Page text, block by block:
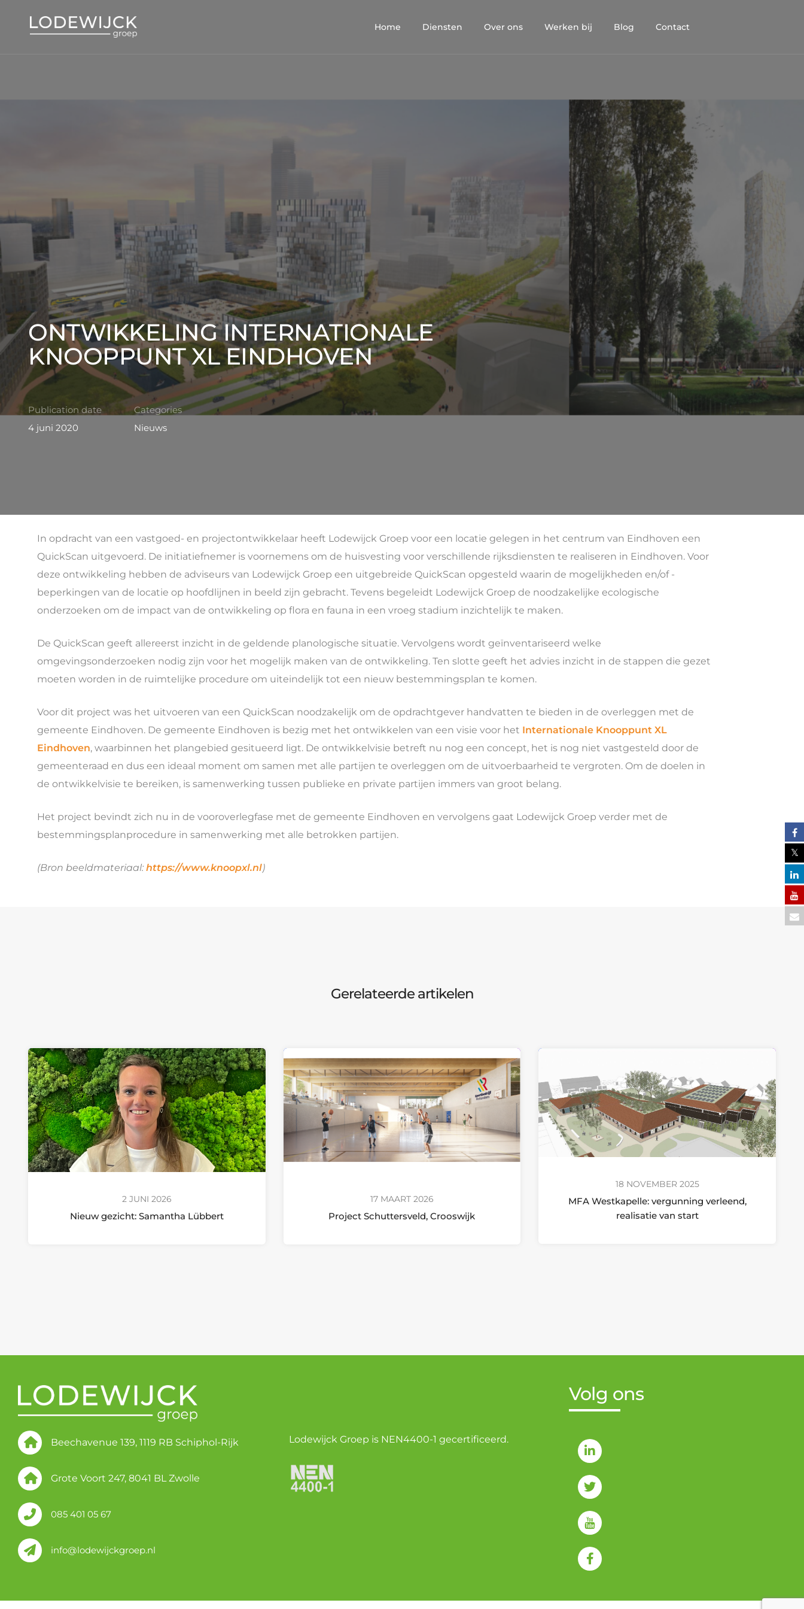
Home Diensten Over ons Werken bij Blog Contact
ONTWIKKELING INTERNATIONALE
KNOOPPUNT XL EINDHOVEN
Publication date
4 juni 2020
Categories
Nieuws
In opdracht van een vastgoed- en projectontwikkelaar heeft Lodewijck Groep voor een locatie gelegen in het centrum van Eindhoven een
QuickScan uitgevoerd. De initiatiefnemer is voornemens om de huisvesting voor verschillende rijksdiensten te realiseren in Eindhoven. Voor
deze ontwikkeling hebben de adviseurs van Lodewijck Groep een uitgebreide QuickScan opgesteld waarin de mogelijkheden en/of -
beperkingen van de locatie op hoofdlijnen in beeld zijn gebracht. Tevens begeleidt Lodewijck Groep de noodzakelijke ecologische
onderzoeken om de impact van de ontwikkeling op flora en fauna in een vroeg stadium inzichtelijk te maken.
De QuickScan geeft allereerst inzicht in de geldende planologische situatie. Vervolgens wordt geïnventariseerd welke
omgevingsonderzoeken nodig zijn voor het mogelijk maken van de ontwikkeling. Ten slotte geeft het advies inzicht in de stappen die gezet
moeten worden in de ruimtelijke procedure om uiteindelijk tot een nieuw bestemmingsplan te komen.
Voor dit project was het uitvoeren van een QuickScan noodzakelijk om de opdrachtgever handvatten te bieden in de overleggen met de
gemeente Eindhoven. De gemeente Eindhoven is bezig met het ontwikkelen van een visie voor het Internationale Knooppunt XL
Eindhoven, waarbinnen het plangebied gesitueerd ligt. De ontwikkelvisie betreft nu nog een concept, het is nog niet vastgesteld door de
gemeenteraad en dus een ideaal moment om samen met alle partijen te overleggen om de uitvoerbaarheid te vergroten. Om de doelen in
de ontwikkelvisie te bereiken, is samenwerking tussen publieke en private partijen immers van groot belang.
Het project bevindt zich nu in de vooroverlegfase met de gemeente Eindhoven en vervolgens gaat Lodewijck Groep verder met de
bestemmingsplanprocedure in samenwerking met alle betrokken partijen.
(Bron beeldmateriaal: https://www.knoopxl.nl)
Gerelateerde artikelen
2 JUNI 2026
Nieuw gezicht: Samantha Lübbert
17 MAART 2026
Project Schuttersveld, Crooswijk
18 NOVEMBER 2025
MFA Westkapelle: vergunning verleend,
realisatie van start
Beechavenue 139, 1119 RB Schiphol-Rijk
Grote Voort 247, 8041 BL Zwolle
085 401 05 67
info@lodewijckgroep.nl
Lodewijck Groep is NEN4400-1 gecertificeerd.
Volg ons